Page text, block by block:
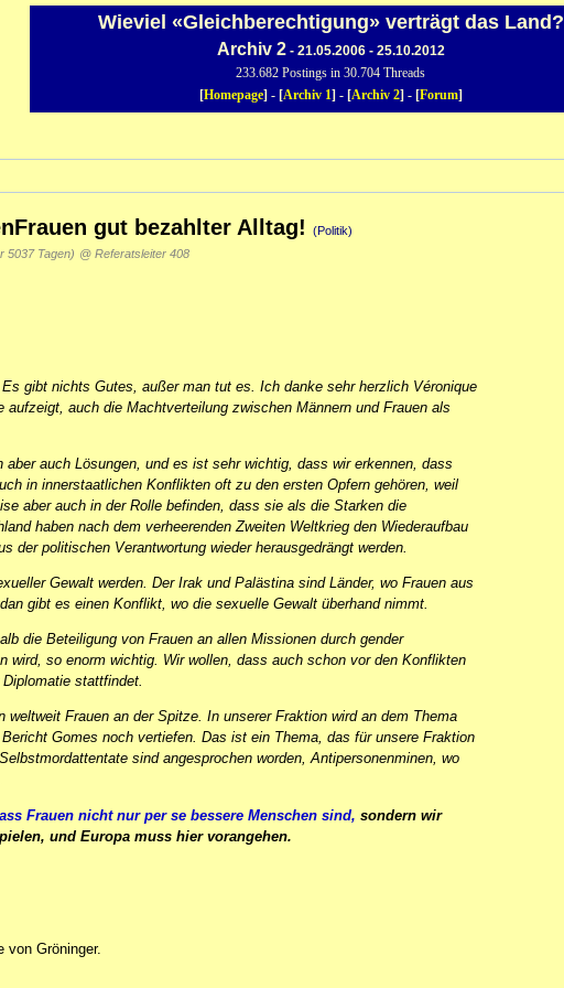
Wieviel «Gleichberechtigung» verträgt das Land?
Archiv 2- 21.05.2006 - 25.10.2012
233.682 Postings in 30.704 Threads
[Homepage] - [Archiv 1] - [Archiv 2] - [Forum]
gut bezahlter Alltag! (Politik)
5037 Tagen) @ Referatsleiter 408
gibt nichts Gutes, außer man tut es. Ich danke sehr herzlich Véronique
auch die Machtverteilung zwischen Männern und Frauen als
auch Lösungen, und es ist sehr wichtig, dass wir erkennen, dass
in innerstaatlichen Konflikten oft zu den ersten Opfern gehören, weil
aber auch in der Rolle befinden, dass sie als die Starken die
haben nach dem verheerenden Zweiten Weltkrieg den Wiederaufbau
der politischen Verantwortung wieder herausgedrängt werden.
Gewalt werden. Der Irak und Palästina sind Länder, wo Frauen aus
gibt es einen Konflikt, wo die sexuelle Gewalt überhand nimmt.
die Beteiligung von Frauen an allen Missionen durch gender
wird, so enorm wichtig. Wir wollen, dass auch schon vor den Konflikten
stattfindet.
Frauen an der Spitze. In unserer Fraktion wird an dem Thema
Gomes noch vertiefen. Das ist ein Thema, das für unsere Fraktion
sind angesprochen worden, Antipersonenminen, wo
Frauen nicht nur per se bessere Menschen sind, sondern wir
und Europa muss hier vorangehen.
von Gröninger.